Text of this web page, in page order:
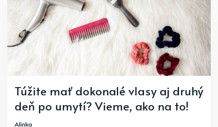
Túžite mať dokonalé vlasy aj druhý
deň po umytí? Vieme, ako na to!
Alinka